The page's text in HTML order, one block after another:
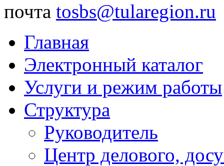
почта tosbs@tularegion.ru
Главная
Электронный каталог
Услуги и режим работы
Структура
Руководитель
Центр делового,